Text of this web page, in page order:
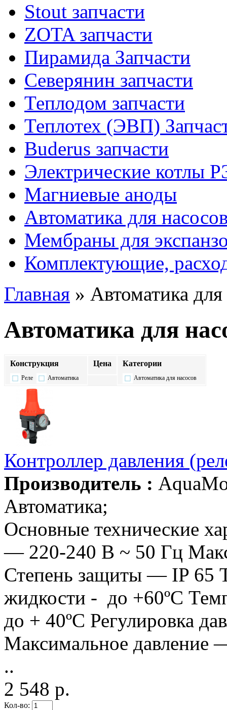
Stout запчасти
ZOTA запчасти
Пирамида Запчасти
Северянин запчасти
Теплодом запчасти
Теплотех (ЭВП)
Buderus запчасти
Электрические котлы
Магниевые аноды
Автоматика для
Мембраны для
Комплектующие,
Главная » Автоматика для
Автоматика для
Конструкция
Реле Автоматика
Цена Категории
Автоматика для насосов
Контроллер давления
Производитель :
Автоматика;
Основные технические
— 220-240 В ~ 50 Гц
Степень защиты — IP 65
жидкости - до +60ºС
до + 40ºС Регулировка
Максимальное
..
2 548 р.
Кол-во: